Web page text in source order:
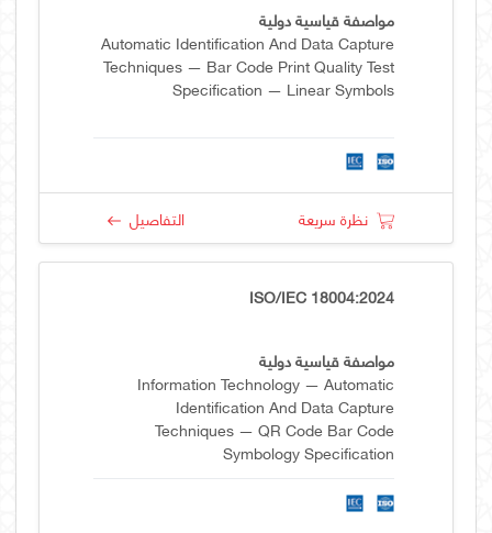
مواصفة قياسية دولية
Automatic Identification And Data Capture
Techniques — Bar Code Print Quality Test
Specification — Linear Symbols
نظرة سريعة التفاصيل
ISO/IEC 18004:2024
مواصفة قياسية دولية
Information Technology — Automatic
Identification And Data Capture
Techniques — QR Code Bar Code
Symbology Specification